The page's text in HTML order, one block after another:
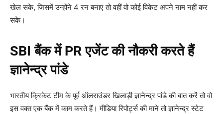
खेल सके, जिसमें उन्होंने 4 रन बनाए तो वहीं वो कोई विकेट अपने नाम नहीं कर
सके।
SBI बैंक में PR एजेंट की नौकरी करते हैं
ज्ञानेन्द्र पांडे
भारतीय क्रिकेट टीम के पूर्व ऑलराउंडर खिलाड़ी ज्ञानेन्द्र पांडे की बात करें तो वो
इस वक्त एक बैंक में काम करते हैं। मीडिया रिपोर्ट्स की माने तो ज्ञानेन्द्र स्टेट